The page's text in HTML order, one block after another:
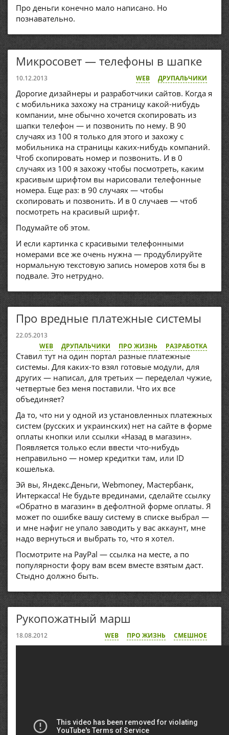
Про деньги конечно мало написано. Но
познавательно.
Микросовет — телефоны в шапке
10.12.2013 WEB ДРУПАЛЬЧИКИ
Дорогие дизайнеры и разработчики сайтов. Когда я
с мобильника захожу на страницу какой-нибудь
компании, мне обычно хочется скопировать из
шапки телефон — и позвонить по нему. В 90
случаях из 100 я только для этого и захожу с
мобильника на страницы каких-нибудь компаний.
Чтоб скопировать номер и позвонить. И в 0
случаях из 100 я захожу чтобы посмотреть, каким
красивым шрифтом вы нарисовали телефонные
номера. Еще раз: в 90 случаях — чтобы
скопировать и позвонить. И в 0 случаев — чтоб
посмотреть на красивый шрифт.
Подумайте об этом.
И если картинка с красивыми телефонными
номерами все же очень нужна — продублируйте
нормальную текстовую запись номеров хотя бы в
подвале. Это нетрудно.
Про вредные платежные системы
22.05.2013
WEB
ДРУПАЛЬЧИКИ ПРО ЖИЗНЬ РАЗРАБОТКА
Ставил тут на один портал разные платежные
системы. Для каких-то взял готовые модули, для
других — написал, для третьих — переделал чужие,
четвертые без меня поставили. Что их все
объединяет?
Да то, что ни у одной из установленных платежных
систем (русских и украинских) нет на сайте в форме
оплаты кнопки или ссылки «Назад в магазин».
Появляется только если ввести что-нибудь
неправильно — номер кредитки там, или ID
кошелька.
Эй вы, Яндекс.Деньги, Webmoney, Мастербанк,
Интеркасса! Не будьте врединами, сделайте ссылку
«Обратно в магазин» в дефолтной форме оплаты. Я
может по ошибке вашу систему в списке выбрал —
и мне нафиг не упало заводить у вас аккаунт, мне
надо вернуться и выбрать то, что я хотел.
Посмотрите на PayPal — ссылка на месте, а по
популярности фору вам всем вместе взятым даст.
Стыдно должно быть.
Рукопожатный марш
18.08.2012 WEB ПРО ЖИЗНЬ СМЕШНОЕ